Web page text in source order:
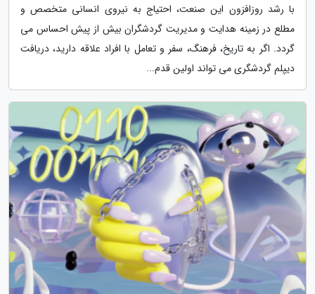
با رشد روزافزون این صنعت، احتیاج به نیروی انسانی متخصص و
مطلع در زمینه هدایت و مدیریت گردشگران بیش از پیش احساس می
گردد. اگر به تاریخ، فرهنگ، سفر و تعامل با افراد علاقه دارید، دریافت
دیپلم گردشگری می تواند اولین قدم...